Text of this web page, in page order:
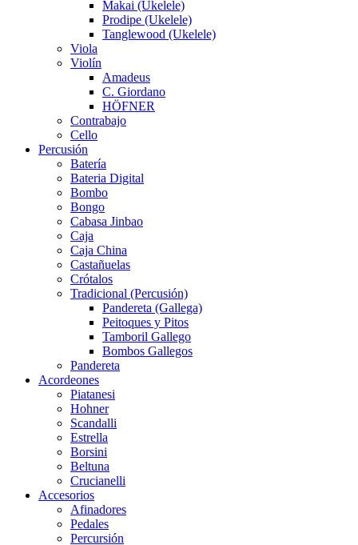
Makai (Ukelele)
Prodipe (Ukelele)
Tanglewood (Ukelele)
Viola
Violín
Amadeus
C. Giordano
HÖFNER
Contrabajo
Cello
Percusión
Batería
Bateria Digital
Bombo
Bongo
Cabasa Jinbao
Caja
Caja China
Castañuelas
Crótalos
Tradicional (Percusión)
Pandereta (Gallega)
Peitoques y Pitos
Tamboril Gallego
Bombos Gallegos
Pandereta
Acordeones
Piatanesi
Hohner
Scandalli
Estrella
Borsini
Beltuna
Crucianelli
Accesorios
Afinadores
Pedales
Percursión